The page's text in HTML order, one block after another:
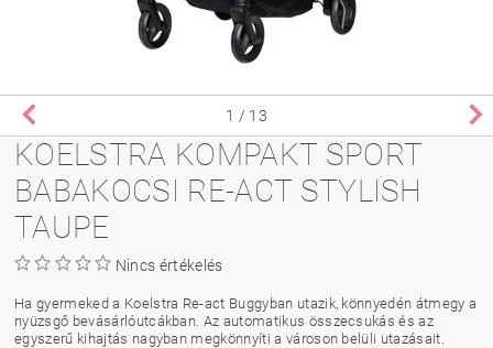
1 / 13
KOELSTRA KOMPAKT SPORT
BABAKOCSI RE-ACT STYLISH
TAUPE
Nincs értékelés
Ha gyermeked a Koelstra Re-act Buggyban utazik, könnyedén átmegy a
nyüzsgő bevásárlóutcákban. Az automatikus összecsukás és az
egyszerű kihajtás nagyban megkönnyíti a városon belüli utazásait.